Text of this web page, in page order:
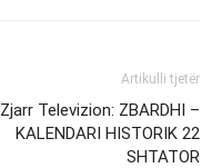
Artikulli tjetër
Zjarr Televizion: ZBARDHI –
KALENDARI HISTORIK 22
SHTATOR